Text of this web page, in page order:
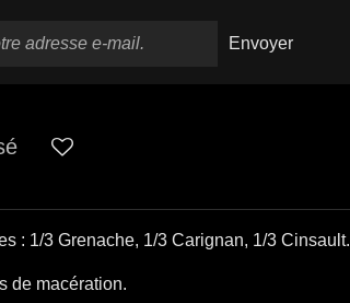
Envoyer
: 1/3 Grenache, 1/3 Carignan, 1/3 Cinsault.
de macération.